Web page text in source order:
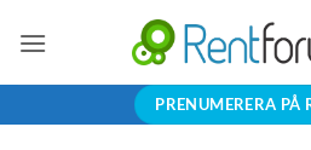
PRENUMERERA PÅ